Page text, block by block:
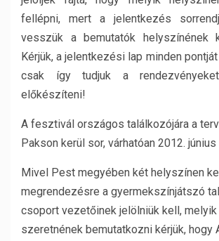
fellépni, mert a jelentkezés
vesszük a bemutatók helyszínének
Kérjük, a jelentkezési lap minden
csak így tudjuk a
előkészíteni!
A fesztivál országos találkozójára a
Pakson kerül sor, várhatóan 2012.
Mivel Pest megyében két helyszínen
megrendezésre a gyermekszínjátszó
csoport vezetőinek jelölniük kell,
szeretnének bemutatkozni kérjük, hogy